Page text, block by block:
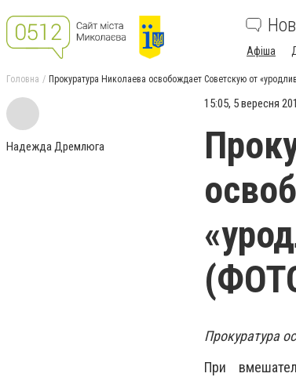
Афіша
Головна Прокуратура Николаева освобождает Советскую от
Надежда Дремлюга
15:05, 5 вересня
Прокуратура
При